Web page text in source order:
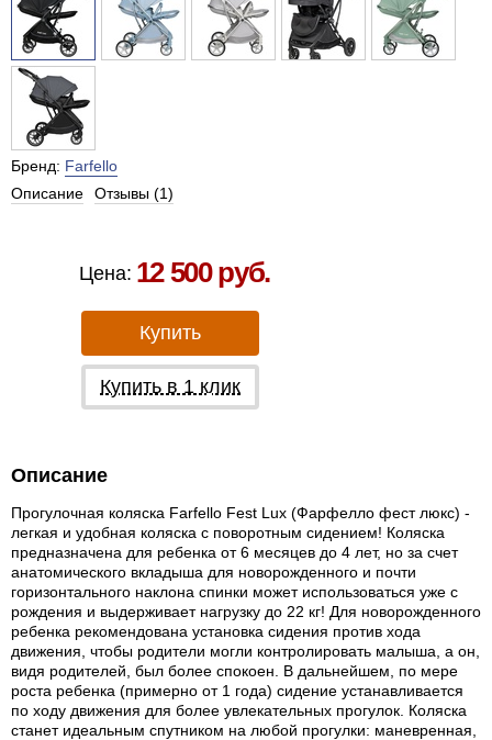
Бренд: Farfello
Описание
Отзывы (1)
Цена: 12 500 руб.
Купить
Купить в 1 клик
Описание
Прогулочная коляска Farfello Fest Lux (Фарфелло фест люкс) -
легкая и удобная коляска с поворотным сидением! Коляска
предназначена для ребенка от 6 месяцев до 4 лет, но за счет
анатомического вкладыша для новорожденного и почти
горизонтального наклона спинки может использоваться уже с
рождения и выдерживает нагрузку до 22 кг! Для новорожденного
ребенка рекомендована установка сидения против хода
движения, чтобы родители могли контролировать малыша, а он,
видя родителей, был более спокоен. В дальнейшем, по мере
роста ребенка (примерно от 1 года) сидение устанавливается
по ходу движения для более увлекательных прогулок. Коляска
станет идеальным спутником на любой прогулки: маневренная,